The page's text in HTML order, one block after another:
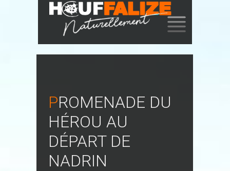
PROMENADE DU
HÉROU AU
DÉPART DE
NADRIN